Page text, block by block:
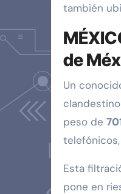
también
de
Un
peso de
Esta
pone en